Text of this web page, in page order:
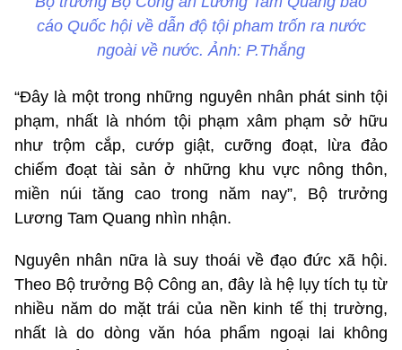
cáo Quốc hội về dẫn độ tội pham trốn ra nước
ngoài về nước. Ảnh: P.Thắng
“Đây là một trong những nguyên nhân phát sinh tội
phạm, nhất là nhóm tội phạm xâm phạm sở hữu
như trộm cắp, cướp giật, cưỡng đoạt, lừa đảo
chiếm đoạt tài sản ở những khu vực nông thôn,
miền núi tăng cao trong năm nay”, Bộ trưởng
Lương Tam Quang nhìn nhận.
Nguyên nhân nữa là suy thoái về đạo đức xã hội.
Theo Bộ trưởng Bộ Công an, đây là hệ lụy tích tụ từ
nhiều năm do mặt trái của nền kinh tế thị trường,
nhất là do dòng văn hóa phẩm ngoại lai không